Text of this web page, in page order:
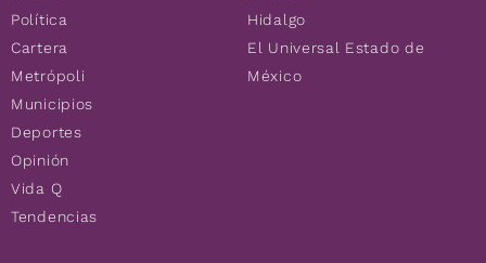
Política
Cartera
Metrópoli
Municipios
Deportes
Opinión
Vida Q
Tendencias
Hidalgo
El Universal Estado de
México